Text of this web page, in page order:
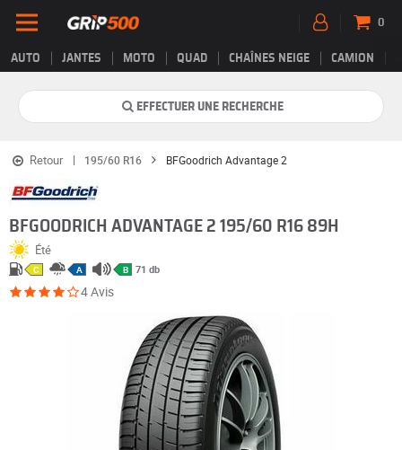
AUTO JANTES MOTO QUAD CHAÎNES NEIGE CAMION
0
EFFECTUER UNE RECHERCHE
Retour 195/60 R16 BFGoodrich Advantage 2
BFGOODRICH ADVANTAGE 2 195/60 R16 89H
Été
C A B 71 db
4 Avis